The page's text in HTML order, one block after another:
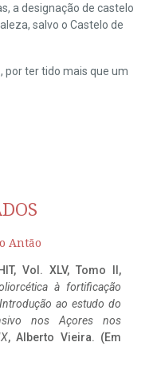
a designação de castelo
salvo o Castelo de
ter tido mais que um
Antão
Vol. XLV, Tomo II,
à fortificação
ao estudo do
nos Açores nos
, Alberto Vieira. (Em